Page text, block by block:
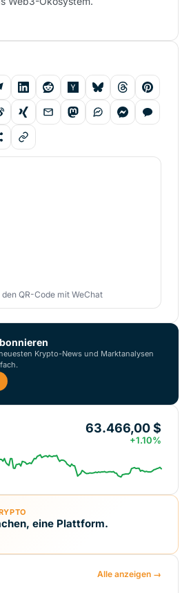
den QR-Code mit WeChat
Krypto-News und Marktanalysen
63.466,00 $
+1.10%
eine Plattform.
Alle anzeigen →